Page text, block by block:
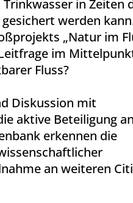
in Zeiten
werden
„Natur im
im
Fluss?
Diskussion mit
aktive Beteiligung
erkennen die
an weiteren